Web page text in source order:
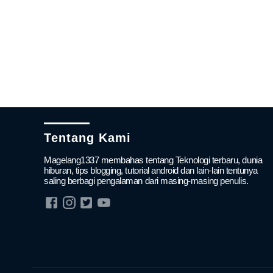
Tentang Kami
Magelang1337 membahas tentang Teknologi terbaru, dunia
hiburan, tips blogging, tutorial android dan lain-lain tentunya
saling berbagi pengalaman dari masing-masing penulis.